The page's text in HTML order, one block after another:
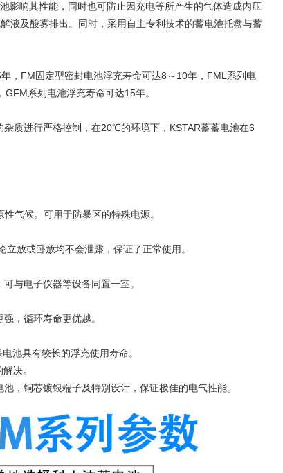
影响其性能，同时也可防止因充电等所产生的气体造成内压
液及酸雾排出。同时，采用自主专利技术的蓄电池托盘与蓄
，FM固定型密封电池浮充寿命可达8～10年，FML系列电
系列电池浮充寿命可达15年。
质进行严格控制，在20℃的环境下，KSTAR蓄蓄电池在6
气候。可用于防暴区的特殊电源。
放或卧放均不会泄露，保证了正常使用。
与电子仪器等设备同置一室。
，循环寿命更优越。
池具有较长的浮充使用寿命。
决。
，铜芯镀银端子及特别设计，保证极佳的电气性能。